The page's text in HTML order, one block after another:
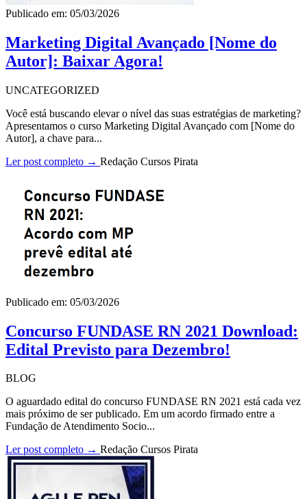
Publicado em: 05/03/2026
Marketing Digital Avançado [Nome do
Autor]: Baixar Agora!
UNCATEGORIZED
Você está buscando elevar o nível das suas estratégias de marketing?
Apresentamos o curso Marketing Digital Avançado com [Nome do
Autor], a chave para...
Ler post completo → Redação Cursos Pirata
Publicado em: 05/03/2026
Concurso FUNDASE RN 2021 Download:
Edital Previsto para Dezembro!
BLOG
O aguardado edital do concurso FUNDASE RN 2021 está cada vez
mais próximo de ser publicado. Em um acordo firmado entre a
Fundação de Atendimento Socio...
Ler post completo → Redação Cursos Pirata